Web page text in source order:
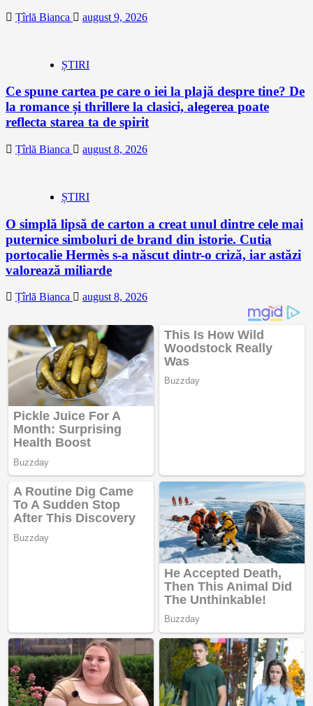
Țîrlă Bianca august 9, 2026
ȘTIRI
Ce spune cartea pe care o iei la plajă despre tine? De
la romance și thrillere la clasici, alegerea poate
reflecta starea ta de spirit
Țîrlă Bianca august 8, 2026
ȘTIRI
O simplă lipsă de carton a creat unul dintre cele mai
puternice simboluri de brand din istorie. Cutia
portocalie Hermès s-a născut dintr-o criză, iar astăzi
valorează miliarde
Țîrlă Bianca august 8, 2026